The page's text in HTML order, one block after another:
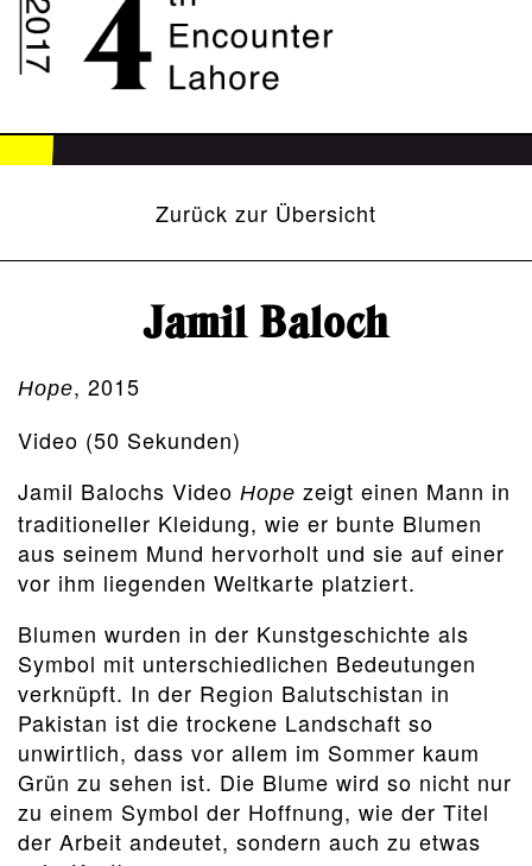
Zurück zur Übersicht
Jamil Baloch
Hope, 2015
Video (50 Sekunden)
Jamil Balochs Video Hope zeigt einen Mann in
traditioneller Kleidung, wie er bunte Blumen
aus seinem Mund hervorholt und sie auf einer
vor ihm liegenden Weltkarte platziert.
Blumen wurden in der Kunstgeschichte als
Symbol mit unterschiedlichen Bedeutungen
verknüpft. In der Region Balutschistan in
Pakistan ist die trockene Landschaft so
unwirtlich, dass vor allem im Sommer kaum
Grün zu sehen ist. Die Blume wird so nicht nur
zu einem Symbol der Hoffnung, wie der Titel
der Arbeit andeutet, sondern auch zu etwas